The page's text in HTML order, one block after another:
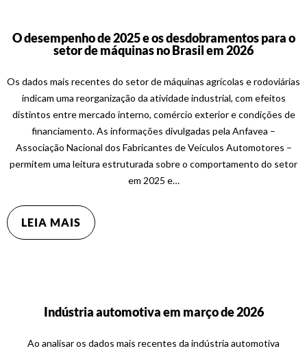
O desempenho de 2025 e os desdobramentos para o
setor de máquinas no Brasil em 2026
Os dados mais recentes do setor de máquinas agrícolas e rodoviárias
indicam uma reorganização da atividade industrial, com efeitos
distintos entre mercado interno, comércio exterior e condições de
financiamento. As informações divulgadas pela Anfavea –
Associação Nacional dos Fabricantes de Veículos Automotores –
permitem uma leitura estruturada sobre o comportamento do setor
em 2025 e…
LEIA MAIS
Indústria automotiva em março de 2026
Ao analisar os dados mais recentes da indústria automotiva